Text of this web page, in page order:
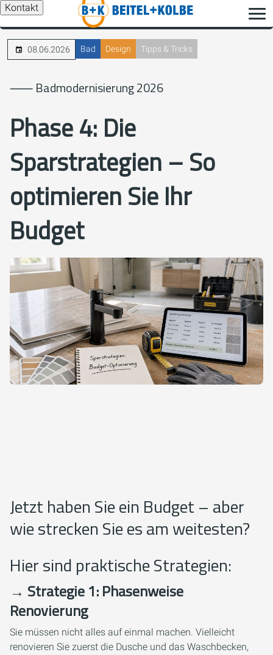
Kontakt
08.06.2026 Bad Design Tipps & Tricks
⸺ Badmodernisierung 2026
Phase 4: Die
Sparstrategien – So
optimieren Sie Ihr
Budget
Jetzt haben Sie ein Budget – aber
wie strecken Sie es am weitesten?
Hier sind praktische Strategien:
→ Strategie 1: Phasenweise
Renovierung
Sie müssen nicht alles auf einmal machen. Vielleicht
renovieren Sie zuerst die Dusche und das Waschbecken,